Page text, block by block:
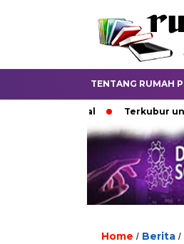
TENTANG RUMAH
Terkubur untuk Hidup
Home / Berita /